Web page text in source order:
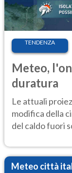
TENDENZA
Meteo,
duratura
Le attuali
modifica della
del caldo fuori
Meteo città